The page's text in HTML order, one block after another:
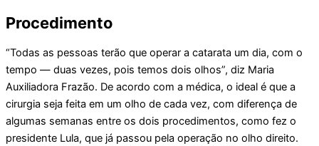
Procedimento
“Todas as pessoas terão que operar a catarata um dia, com o
tempo — duas vezes, pois temos dois olhos”, diz Maria
Auxiliadora Frazão. De acordo com a médica, o ideal é que a
cirurgia seja feita em um olho de cada vez, com diferença de
algumas semanas entre os dois procedimentos, como fez o
presidente Lula, que já passou pela operação no olho direito.